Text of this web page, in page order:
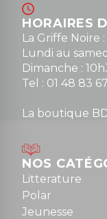
HORAIRES
La Griffe Noire :
Lundi au
Dimanche :
Tel : 01 48 83
La boutique
Mardi au
Dimanche :
Tel : 01 48 89 13
Fermé le
NOS
Litterature
Polar
Jeunesse